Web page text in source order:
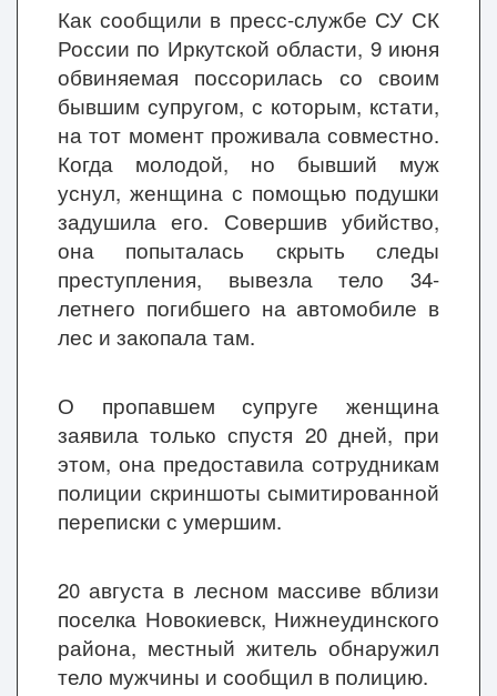
Как сообщили в пресс-службе СУ СК
России по Иркутской области, 9 июня
обвиняемая поссорилась со своим
бывшим супругом, с которым, кстати,
на тот момент проживала совместно.
Когда молодой, но бывший муж
уснул, женщина с помощью подушки
задушила его. Совершив убийство,
она попыталась скрыть следы
преступления, вывезла тело 34-
летнего погибшего на автомобиле в
лес и закопала там.
О пропавшем супруге женщина
заявила только спустя 20 дней, при
этом, она предоставила сотрудникам
полиции скриншоты сымитированной
переписки с умершим.
20 августа в лесном массиве вблизи
поселка Новокиевск, Нижнеудинского
района, местный житель обнаружил
тело мужчины и сообщил в полицию.